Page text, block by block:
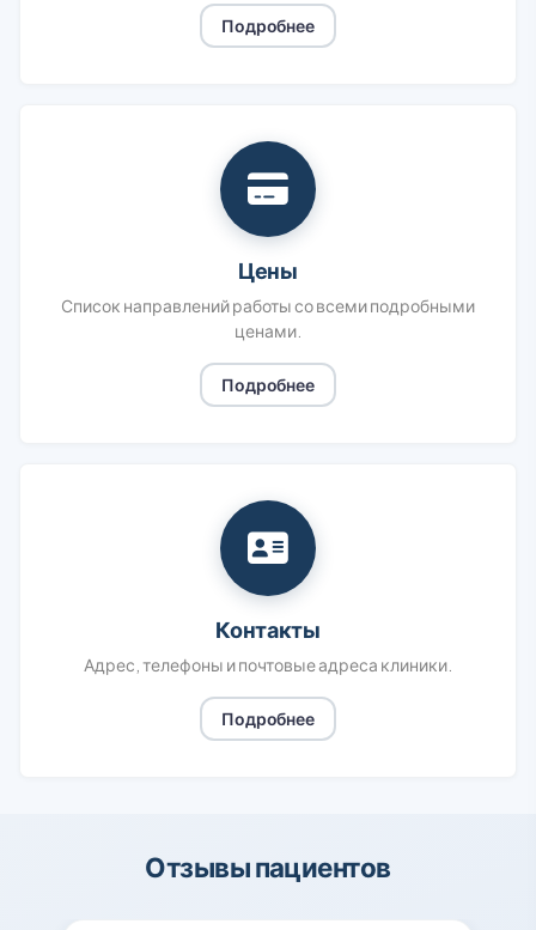
Подробнее
Цены
Список направлений работы со всеми подробными
ценами.
Подробнее
Контакты
Адрес, телефоны и почтовые адреса клиники.
Подробнее
Отзывы пациентов